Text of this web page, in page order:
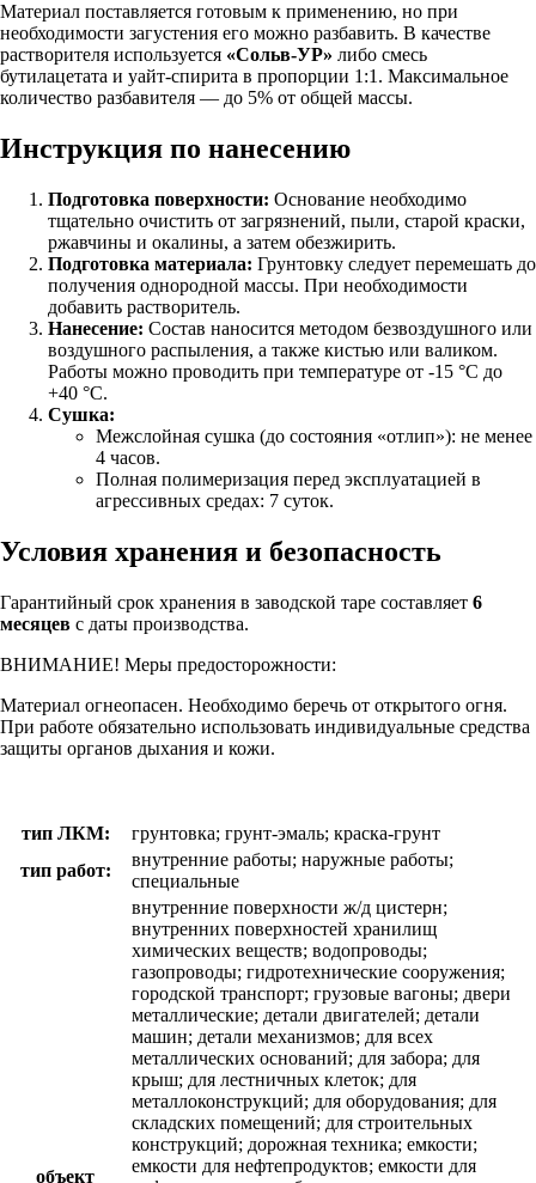
Материал поставляется готовым к применению, но при
необходимости загустения его можно разбавить. В качестве
растворителя используется «Сольв-УР» либо смесь
бутилацетата и уайт-спирита в пропорции 1:1. Максимальное
количество разбавителя — до 5% от общей массы.
Инструкция по нанесению
Подготовка поверхности: Основание необходимо
тщательно очистить от загрязнений, пыли, старой краски,
ржавчины и окалины, а затем обезжирить.
Подготовка материала: Грунтовку следует перемешать до
получения однородной массы. При необходимости
добавить растворитель.
Нанесение: Состав наносится методом безвоздушного или
воздушного распыления, а также кистью или валиком.
Работы можно проводить при температуре от -15 °C до
+40 °C.
Сушка:
Межслойная сушка (до состояния «отлип»): не менее
4 часов.
Полная полимеризация перед эксплуатацией в
агрессивных средах: 7 суток.
Условия хранения и безопасность
Гарантийный срок хранения в заводской таре составляет 6
месяцев с даты производства.
ВНИМАНИЕ! Меры предосторожности:
Материал огнеопасен. Необходимо беречь от открытого огня.
При работе обязательно использовать индивидуальные средства
защиты органов дыхания и кожи.
тип ЛКМ:
грунтовка; грунт-эмаль; краска-грунт
тип работ:
внутренние работы; наружные работы;
специальные
объект
внутренние поверхности ж/д цистерн;
внутренних поверхностей хранилищ
химических веществ; водопроводы;
газопроводы; гидротехнические сооружения;
городской транспорт; грузовые вагоны; двери
металлические; детали двигателей; детали
машин; детали механизмов; для всех
металлических оснований; для забора; для
крыш; для лестничных клеток; для
металлоконструкций; для оборудования; для
складских помещений; для строительных
конструкций; дорожная техника; емкости;
емкости для нефтепродуктов; емкости для